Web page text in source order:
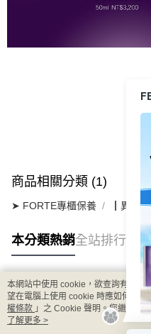
商品相關分類 (1)
➤ FORTE專櫃保養 ┃異黃
本分類熱銷全站排行
熱門標籤
本網站中使用 cookie，欲查詢有關本
望在電腦上使用 cookie 時應如何變
權條款 」之 Cookie 聲明。您繼續使
用條款之 Cookie 聲明使用 cookie。
了解更多 >
8/